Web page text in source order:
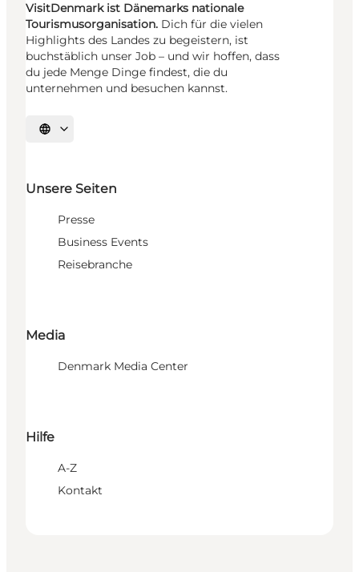
VisitDenmark ist Dänemarks nationale
Tourismusorganisation. Dich für die vielen
Highlights des Landes zu begeistern, ist
buchstäblich unser Job – und wir hoffen, dass
du jede Menge Dinge findest, die du
unternehmen und besuchen kannst.
Sprache auswählen
Unsere Seiten
Presse
Business Events
Reisebranche
Media
Denmark Media Center
Hilfe
A-Z
Kontakt